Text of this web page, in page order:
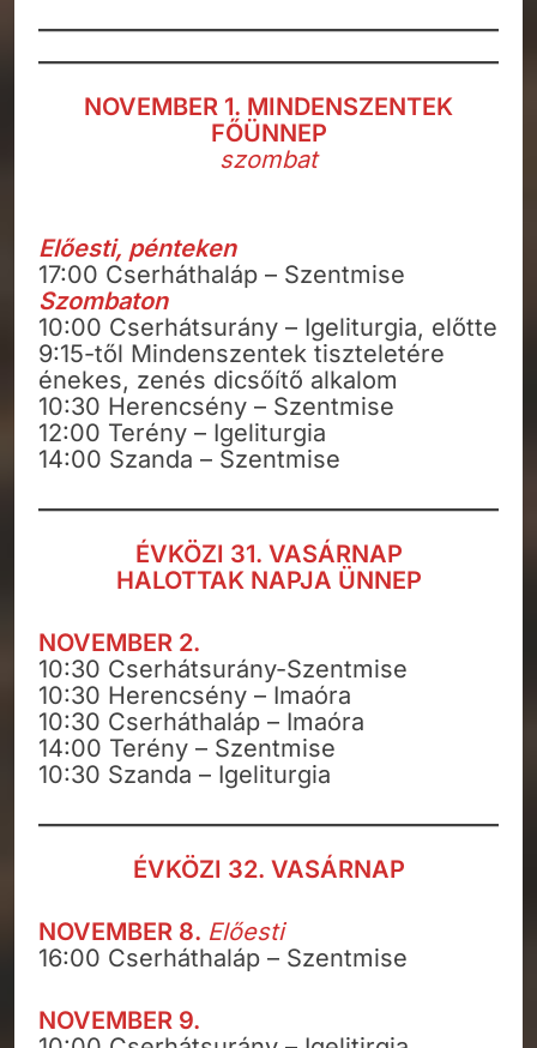
NOVEMBER 1. MINDENSZENTEK
FŐÜNNEP
szombat
Előesti, pénteken
17:00 Cserháthaláp – Szentmise
Szombaton
10:00 Cserhátsurány – Igeliturgia, előtte
9:15-től Mindenszentek tiszteletére
énekes, zenés dicsőítő alkalom
10:30 Herencsény – Szentmise
12:00 Terény – Igeliturgia
14:00 Szanda – Szentmise
ÉVKÖZI 31. VASÁRNAP
HALOTTAK NAPJA ÜNNEP
NOVEMBER 2.
10:30 Cserhátsurány-Szentmise
10:30 Herencsény – Imaóra
10:30 Cserháthaláp – Imaóra
14:00 Terény – Szentmise
10:30 Szanda – Igeliturgia
ÉVKÖZI 32. VASÁRNAP
NOVEMBER 8. Előesti
16:00 Cserháthaláp – Szentmise
NOVEMBER 9.